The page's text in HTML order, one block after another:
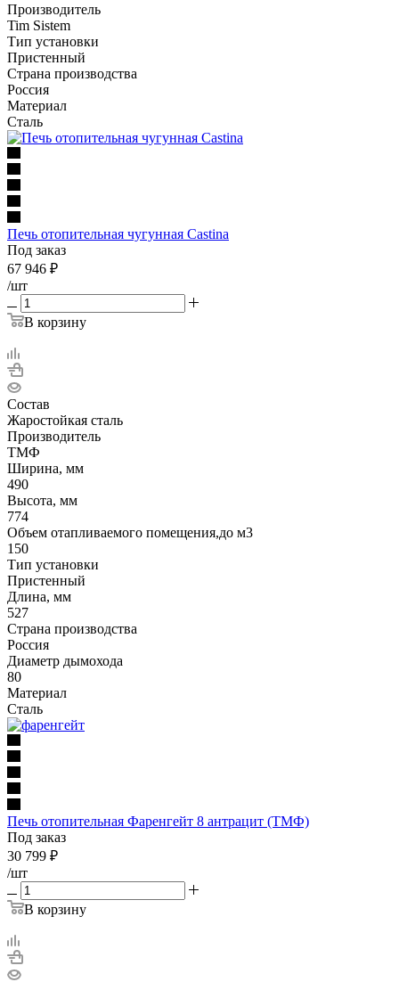
Производитель
Tim Sistem
Тип установки
Пристенный
Страна производства
Россия
Материал
Сталь
Печь отопительная чугунная Castina
Под заказ
67 946 ₽
/шт
В корзину
Состав
Жаростойкая сталь
Производитель
ТМФ
Ширина, мм
490
Высота, мм
774
Объем отапливаемого помещения,до м3
150
Тип установки
Пристенный
Длина, мм
527
Страна производства
Россия
Диаметр дымохода
80
Материал
Сталь
Печь отопительная Фаренгейт 8 антрацит (ТМФ)
Под заказ
30 799 ₽
/шт
В корзину